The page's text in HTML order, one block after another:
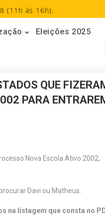
(11h às 16h).
Eleições 2025
QUE
PARA
Nova Escola Ativo 2002,
Davi ou Matheus.
na listagem que consta no